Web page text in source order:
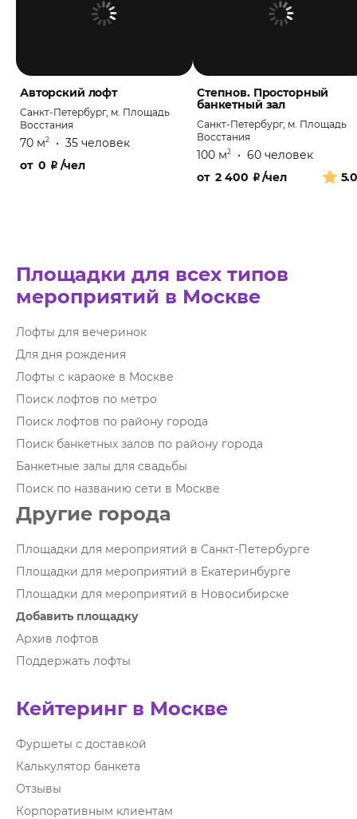
Авторский лофт
Санкт-Петербург, м. Площадь
Восстания
70 м2 • 35 человек
от0 ₽ /чел
Степнов. Просторный
банкетный зал
Санкт-Петербург, м. Площадь
Восстания
100 м2 • 60 человек
от2 400 ₽/чел
Площадки для всех типов
мероприятий в Москве
Лофты для вечеринок
Для дня рождения
Лофты с караоке в Москве
Поиск лофтов по метро
Поиск лофтов по району города
Поиск банкетных залов по району города
Банкетные залы для свадьбы
Поиск по названию сети в Москве
Другие города
Площадки для мероприятий в Санкт-Петербурге
Площадки для мероприятий в Екатеринбурге
Площадки для мероприятий в Новосибирске
Добавить площадку
Архив лофтов
Поддержать лофты
Кейтеринг в Москве
Фуршеты с доставкой
Калькулятор банкета
Отзывы
Корпоративным клиентам